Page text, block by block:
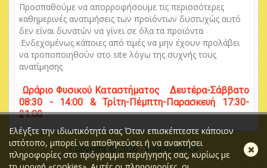
Προσπαθούμε να απορροφήσουμε τις περισσότερες
καθημερινές ανατιμήσεις των προϊόντων δυστυχώς αυτό
δεν είναι δυνατών να γίνει σε όλα τα προϊόντα
.Ενδεχομένως κάποιες από τιμές να μην έχουν προλάβει
να τροποποιηθούν στο site λόγω της συχνής τους
ανατίμησης
Ωράριο Φυσικού Καταστήματος Δευτέρα-Σάββατο
08:30 - 14:00 & Τρίτη-Πέμπτη-Παρασκευή 17:30-
21:00
Copyright © 2026 - iridanosoffice
Ελέγξτε την ιδιωτικότητά σας Όταν επισκέπτεστε κάποιον
ιστότοπο, μπορεί να αποθηκεύσει ή να ανακτήσει
πληροφορίες στο πρόγραμμα περιήγησής σας, κυρίως με